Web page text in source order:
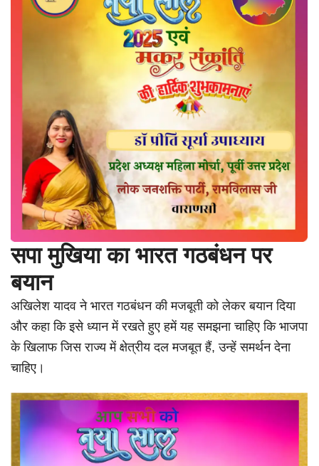
सपा मुखिया का भारत गठबंधन पर
बयान
अखिलेश यादव ने भारत गठबंधन की मजबूती को लेकर बयान दिया
और कहा कि इसे ध्यान में रखते हुए हमें यह समझना चाहिए कि भाजपा
के खिलाफ जिस राज्य में क्षेत्रीय दल मजबूत हैं, उन्हें समर्थन देना
चाहिए।